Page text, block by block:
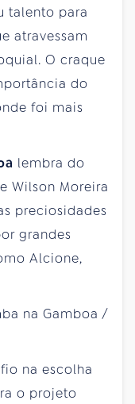
talento para
atravessam
O craque
do
foi mais
lembra do
Wilson Moreira
preciosidades
grandes
Alcione,
na escolha
o projeto